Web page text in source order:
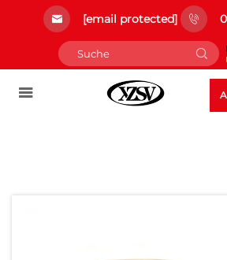
[email protected]